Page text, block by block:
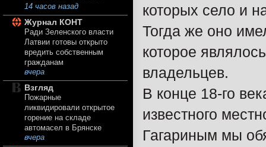
которых село и
Тогда же оно
которое
владельцев.
В конце 18-го
известного
Гагариным мы
14 часов назад
Журнал КОНТ
Ради Зеленского власти
Латвии готовы открыто
вредить собственным
гражданам
вчера
Взгляд
Пожарные
ликвидировали открытое
горение на складе
автомасел в Брянске
вчера